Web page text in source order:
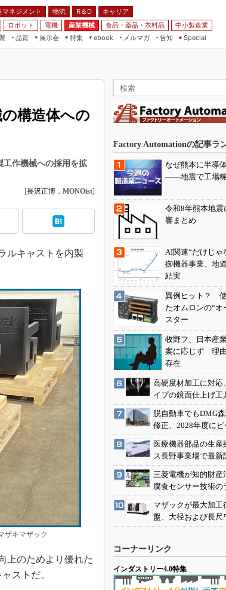
マネジメント 物流 R＆D
キャリア
ロボット 電機 産業機械 食品・薬品・衣料品
中小製造業
品質
展示会
特集
CAE
ン
発
ebook
メルマガ
告知 Special
構造体への
工作機械への採用を拡
[長沢正博 ， MONOist]
ルキャストを内製
ザキマザック
上のためより優れた
ストだ。
Factory Automationの記事ラ
なぜ熊本に半導
――地震で工場
令和8年熊本地
響まとめ
AI関連“だけじゃ
御機器事業、地
結実
異例ヒット？
たオムロンの“
スター
牧野フ、日本産
案に応じず 理
存在
高硬度材加工に対応
イプの鏡面仕上げ工
脱自動車でもDMG
修正、2028年度に
医療機器部品の生
ス長野事業場で最新
三菱電機が知的財産
腐食センサー技術の
マザックが最大加工
盤、大径および長尺
コーナーリンク
インダストリー4.0特集